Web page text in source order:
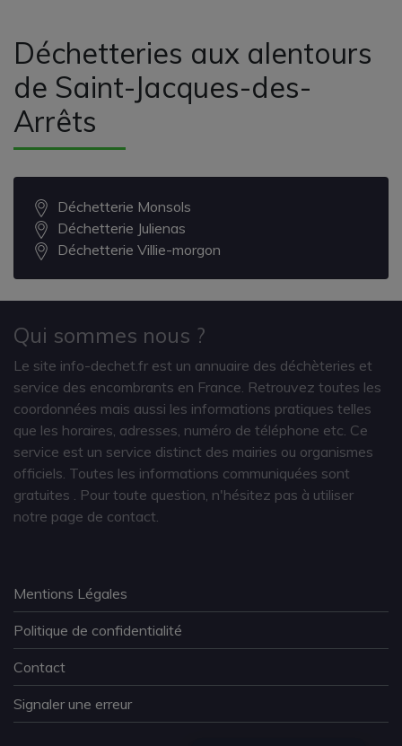
Déchetteries aux alentours
de Saint-Jacques-des-
Arrêts
Déchetterie Monsols
Déchetterie Julienas
Déchetterie Villie-morgon
Qui sommes nous ?
Le site info-dechet.fr est un annuaire des déchèteries et
service des encombrants en France. Retrouvez toutes les
coordonnées mais aussi les informations pratiques telles
que les horaires, adresses, numéro de téléphone etc. Ce
service est un service distinct des mairies ou organismes
officiels. Toutes les informations communiquées sont
gratuites
. Pour toute question, n'hésitez pas à utiliser
notre page de contact.
Mentions Légales
Politique de confidentialité
Contact
Signaler une erreur